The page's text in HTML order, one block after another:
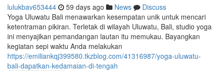
lulukbav653444 59 days ago News
Discuss
Yoga Uluwatu Bali menawarkan kesempatan unik untuk mencari
ketentraman pikiran. Terletak di wilayah Uluwatu, Bali, studio yoga
ini menyajikan pemandangan lautan itu memukau. Bayangkan
kegiatan sepi waktu Anda melakukan
https://emiliankqj399580.tkzblog.com/41316987/yoga-uluwatu-
bali-dapatkan-kedamaian-di-tengah